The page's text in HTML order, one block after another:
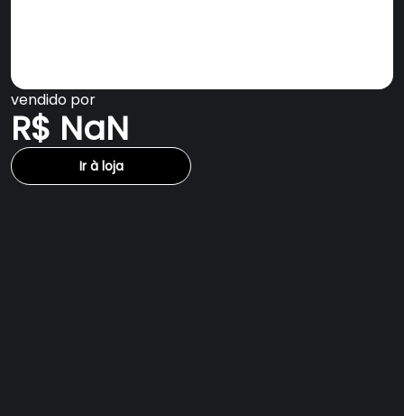
vendido por
R$ NaN
Ir à loja